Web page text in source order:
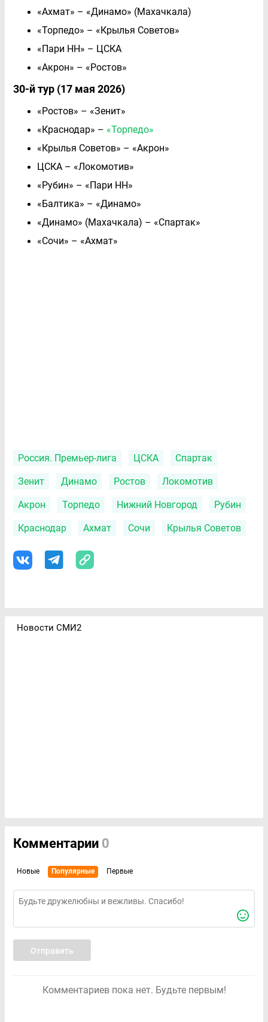
«Ахмат» – «Динамо» (Махачкала)
«Торпедо» – «Крылья Советов»
«Пари НН» – ЦСКА
«Акрон» – «Ростов»
30-й тур (17 мая 2026)
«Ростов» – «Зенит»
«Краснодар» – «Торпедо»
«Крылья Советов» – «Акрон»
ЦСКА – «Локомотив»
«Рубин» – «Пари НН»
«Балтика» – «Динамо»
«Динамо» (Махачкала) – «Спартак»
«Сочи» – «Ахмат»
Россия. Премьер-лига ЦСКА Спартак
Зенит Динамо Ростов Локомотив
Акрон Торпедо Нижний Новгород Рубин
Краснодар Ахмат Сочи Крылья Советов
Новости СМИ2
Комментарии 0
Новые Популярные Первые
Отправить
Комментариев пока нет. Будьте первым!